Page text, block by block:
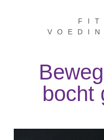
bocht